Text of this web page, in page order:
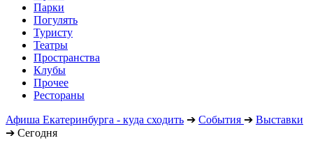
Парки
Погулять
Туристу
Театры
Пространства
Клубы
Прочее
Рестораны
Афиша Екатеринбурга - куда сходить ➔ События ➔ Выставки
➔ Сегодня